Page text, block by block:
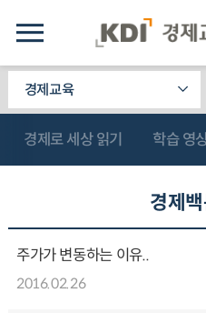
경제교육
경제로 세상 읽기 학습 영
경제
주가가 변동하는 이유..
2016.02.26